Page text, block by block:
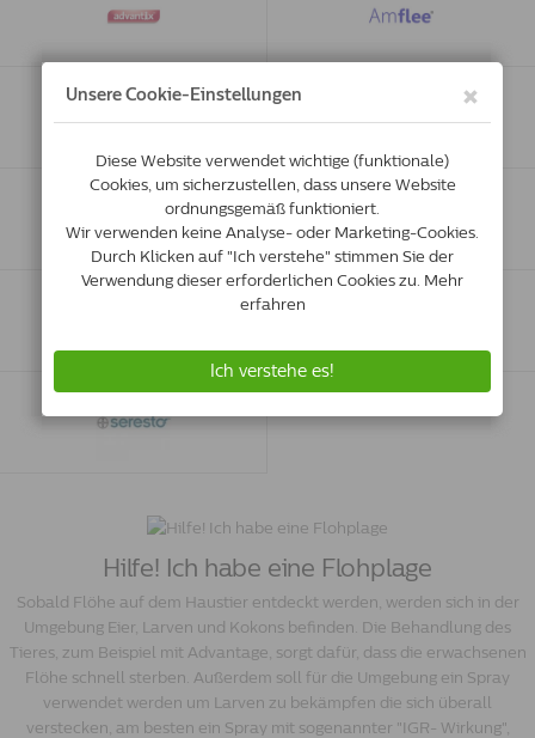
Hilfe! Ich habe eine Flohplage
Sobald Flöhe auf dem Haustier entdeckt werden, werden sich in der
Umgebung Eier, Larven und Kokons befinden. Die Behandlung des
Tieres, zum Beispiel mit Advantage, sorgt dafür, dass die erwachsenen
Flöhe schnell sterben. Außerdem soll für die Umgebung ein Spray
verwendet werden um Larven zu bekämpfen die sich überall
verstecken, am besten ein Spray mit sogenannter "IGR- Wirkung",